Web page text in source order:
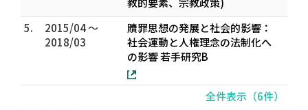
5.
2015/04 ～
2018/03
贖罪思想の発展と社会的影響：
社会運動と人権理念の法制化へ
の影響 若手研究B
全件表示（6件）